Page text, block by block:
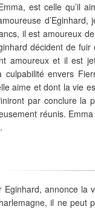
est celle qu’il
il est amoureux
décident de
amoureux et il est
culpabilité envers
aime et dont la vie
par conclure la
réunis.
Eginhard, annonce la
il ne peut